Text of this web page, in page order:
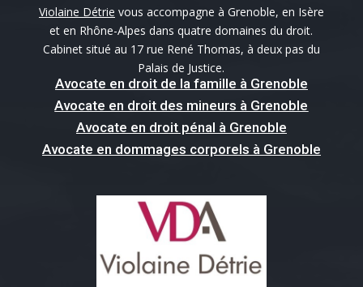
Violaine Détrie vous accompagne à Grenoble, en Isère
et en Rhône-Alpes dans quatre domaines du droit.
Cabinet situé au 17 rue René Thomas, à deux pas du
Palais de Justice.
Avocate en droit de la famille à Grenoble
Avocate en droit des mineurs à Grenoble
Avocate en droit pénal à Grenoble
Avocate en dommages corporels à Grenoble